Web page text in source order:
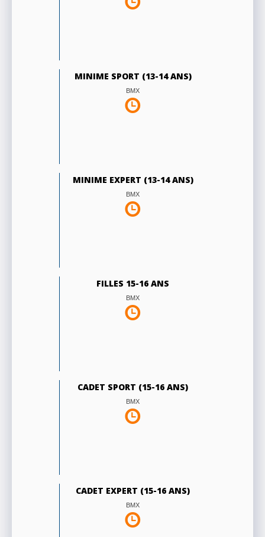
MINIME SPORT (13-14 ANS)
BMX
MINIME EXPERT (13-14 ANS)
BMX
FILLES 15-16 ANS
BMX
CADET SPORT (15-16 ANS)
BMX
CADET EXPERT (15-16 ANS)
BMX